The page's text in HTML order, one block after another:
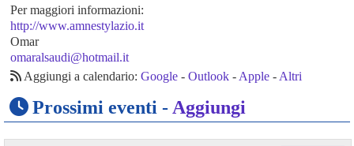
Per maggiori informazioni:
http://www.amnestylazio.it
Omar
omaralsaudi@hotmail.it
Aggiungi a calendario: Google- Outlook- Apple- Altri
Prossimi eventi - Aggiungi